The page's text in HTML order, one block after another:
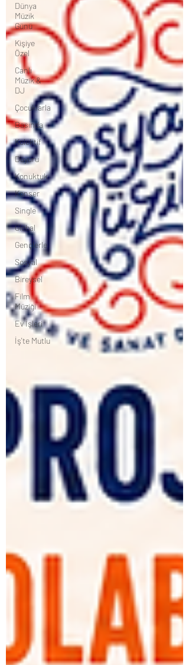
Dünya
Müzik
Günü
Kişiye
Özel
Canlı
Müzik &
DJ
Çocuklarla
Basında
Kolektif
Duyuru
Konuktuk
Konser
Single
Global
Gençlerle
Sosyal
Bireysel
Film
Müziği
Ev İşleri
İş'te Mutlu